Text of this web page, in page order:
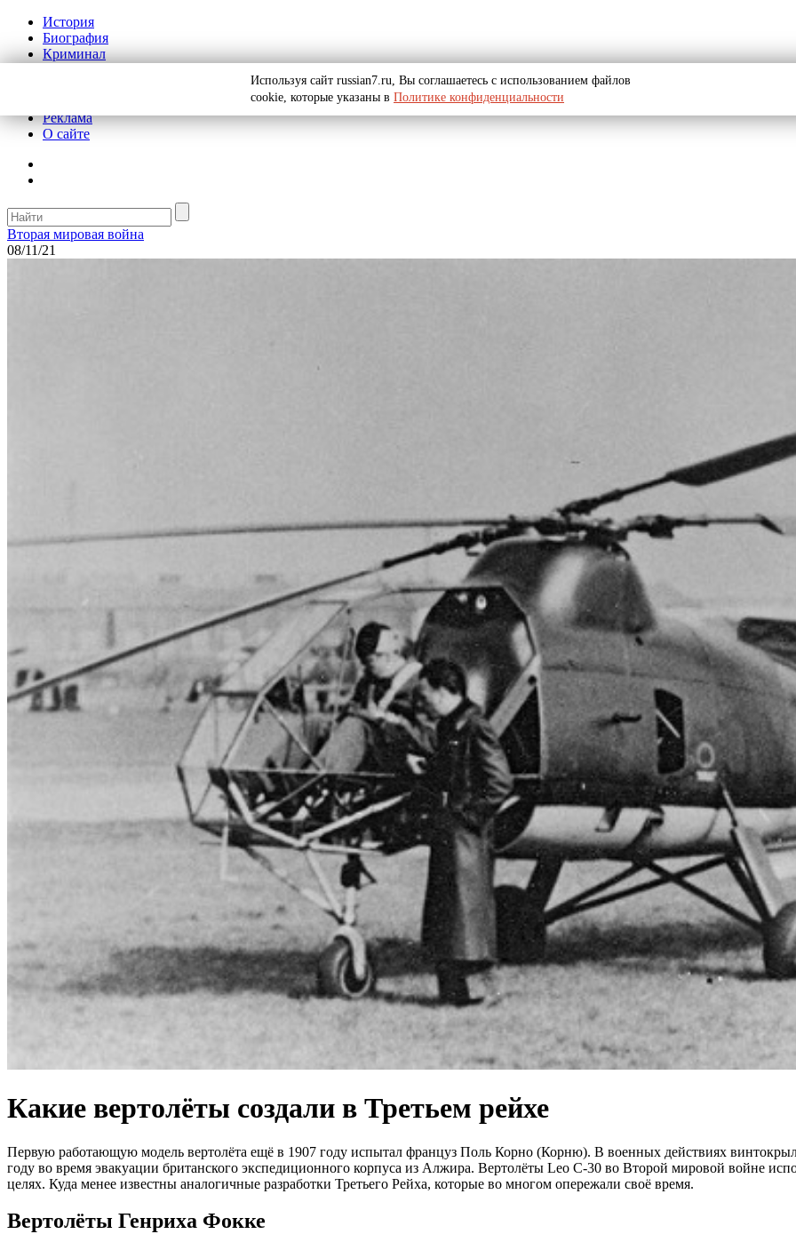
История
Биография
Криминал
Реклама
О сайте
Вторая мировая война
08/11/21
Какие вертолёты создали в Третьем рейхе
Первую работающую модель вертолёта ещё в 1907 году испытал француз Поль Корно (Корню). В военных действиях
году во время эвакуации британского экспедиционного корпуса из Алжира. Вертолёты Leo C-30 во Второй мировой войне
целях. Куда менее известны аналогичные разработки Третьего Рейха, которые во многом опережали своё время.
Вертолёты Генриха Фокке
Используя сайт russian7.ru, Вы соглашаетесь с использованием файлов
cookie, которые указаны в Политике конфиденциальности